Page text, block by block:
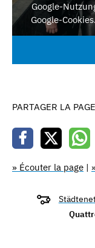
Google-
Google-
PARTAGER LA PAGE
» Écouter la page |